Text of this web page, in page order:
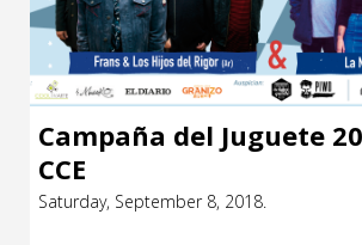
Campaña del Juguete
CCE
Saturday, September 8, 2018.